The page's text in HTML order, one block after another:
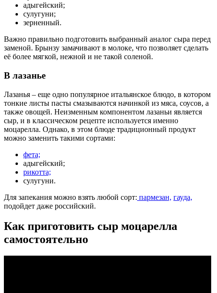
адыгейский;
сулугуни;
зерненный.
Важно правильно подготовить выбранный аналог сыра перед
заменой. Брынзу замачивают в молоке, что позволяет сделать
её более мягкой, нежной и не такой соленой.
В лазанье
Лазанья – еще одно популярное итальянское блюдо, в котором
тонкие листы пасты смазываются начинкой из мяса, соусов, а
также овощей. Неизменным компонентом лазаньи является
сыр, и в классическом рецепте используется именно
моцарелла. Однако, в этом блюде традиционный продукт
можно заменить такими сортами:
фета;
адыгейский;
рикотта;
сулугуни.
Для запекания можно взять любой сорт: пармезан, гауда,
подойдет даже российский.
Как приготовить сыр моцарелла
самостоятельно